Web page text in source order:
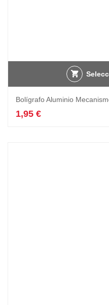
Bolígrafo Aluminio
1,95 €